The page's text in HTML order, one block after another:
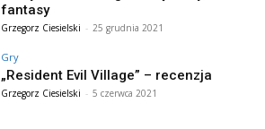
fantasy
Grzegorz Ciesielski - 25 grudnia 2021
Gry
„Resident Evil Village” – recenzja
Grzegorz Ciesielski - 5 czerwca 2021